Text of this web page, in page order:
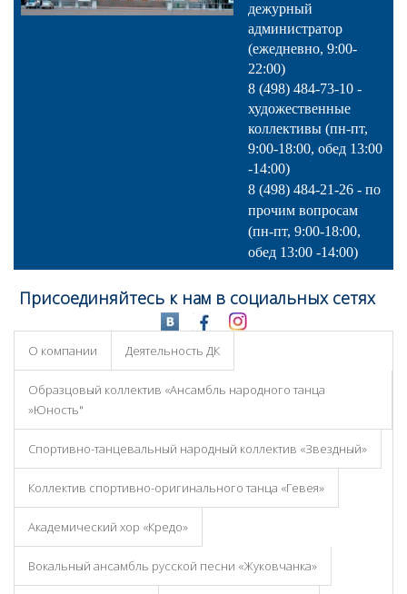
дежурный
администратор
(ежедневно, 9:00-
22:00)
8 (498) 484-73-10 -
художественные
коллективы (пн-пт,
9:00-18:00, обед 13:00
-14:00)
8 (498) 484-21-26 - по
прочим вопросам
(пн-пт, 9:00-18:00,
обед 13:00 -14:00)
Присоединяйтесь к нам в социальных сетях
О компании Деятельность ДК
Образцовый коллектив «Ансамбль народного танца
»Юность"
Спортивно-танцевальный народный коллектив «Звездный»
Коллектив спортивно-оригинального танца «Гевея»
Академический хор «Кредо»
Вокальный ансамбль русской песни «Жуковчанка»